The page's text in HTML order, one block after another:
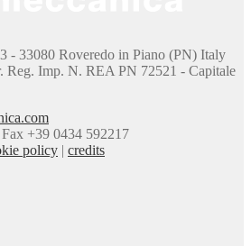
- 33080 Roveredo in Piano (PN) Italy
Reg. Imp. N. REA PN 72521 - Capitale
Fax +39 0434 592217
policy | credits